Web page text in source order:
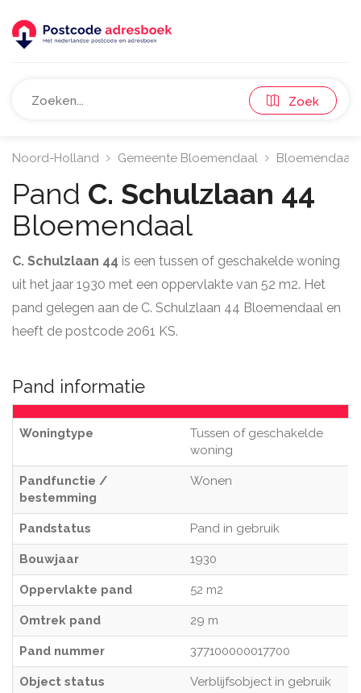
Zoek
Noord-Holland Gemeente Bloemendaal Bloemendaal
Pand C. Schulzlaan 44
Bloemendaal
C. Schulzlaan 44 is een tussen of geschakelde woning
uit het jaar 1930 met een oppervlakte van 52 m2. Het
pand gelegen aan de C. Schulzlaan 44 Bloemendaal en
heeft de postcode 2061 KS.
Pand informatie
Woningtype
Tussen of geschakelde
woning
Pandfunctie /
bestemming
Wonen
Pandstatus Pand in gebruik
Bouwjaar 1930
Oppervlakte pand 52 m2
Omtrek pand 29 m
Pand nummer 377100000017700
Object status Verblijfsobject in gebruik